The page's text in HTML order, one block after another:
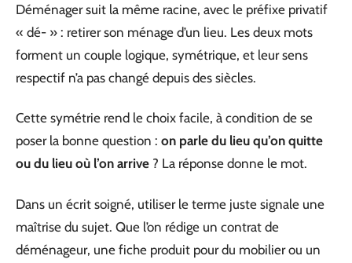
Déménager suit la même racine, avec le préfixe privatif
« dé- » : retirer son ménage d’un lieu. Les deux mots
forment un couple logique, symétrique, et leur sens
respectif n’a pas changé depuis des siècles.
Cette symétrie rend le choix facile, à condition de se
poser la bonne question : on parle du lieu qu’on quitte
ou du lieu où l’on arrive ? La réponse donne le mot.
Dans un écrit soigné, utiliser le terme juste signale une
maîtrise du sujet. Que l’on rédige un contrat de
déménageur, une fiche produit pour du mobilier ou un